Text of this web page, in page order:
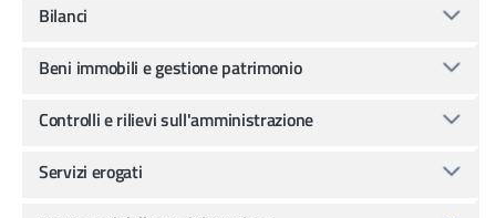
Bilanci
Beni immobili e gestione patrimonio
Controlli e rilievi sull'amministrazione
Servizi erogati